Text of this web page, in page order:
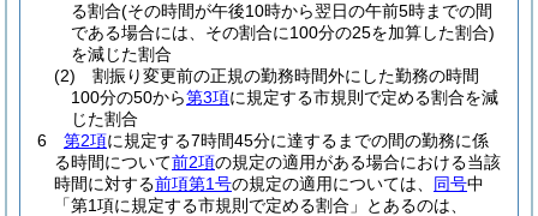
る割合(その時間が午後10時から翌日の午前5時までの間
である場合には、その割合に100分の25を加算した割合)
を減じた割合
(2)
割振り変更前の正規の勤務時間外にした勤務の時間
100分の50から第3項に規定する市規則で定める割合を減
じた割合
6
第2項に規定する7時間45分に達するまでの間の勤務に係
る時間について前2項の規定の適用がある場合における当該
時間に対する前項第1号の規定の適用については、 同号中
「第1項に規定する市規則で定める割合」とあるのは、